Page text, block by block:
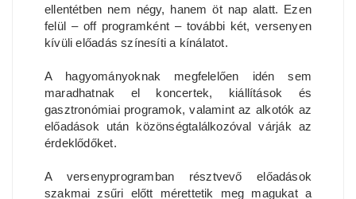
ellentétben nem négy, hanem öt nap alatt. Ezen
felül – off programként – további két, versenyen
kívüli előadás színesíti a kínálatot.
A hagyományoknak megfelelően idén sem
maradhatnak el koncertek, kiállítások és
gasztronómiai programok, valamint az alkotók az
előadások után közönségtalálkozóval várják az
érdeklődőket.
A versenyprogramban résztvevő előadások
szakmai zsűri előtt mérettetik meg magukat a